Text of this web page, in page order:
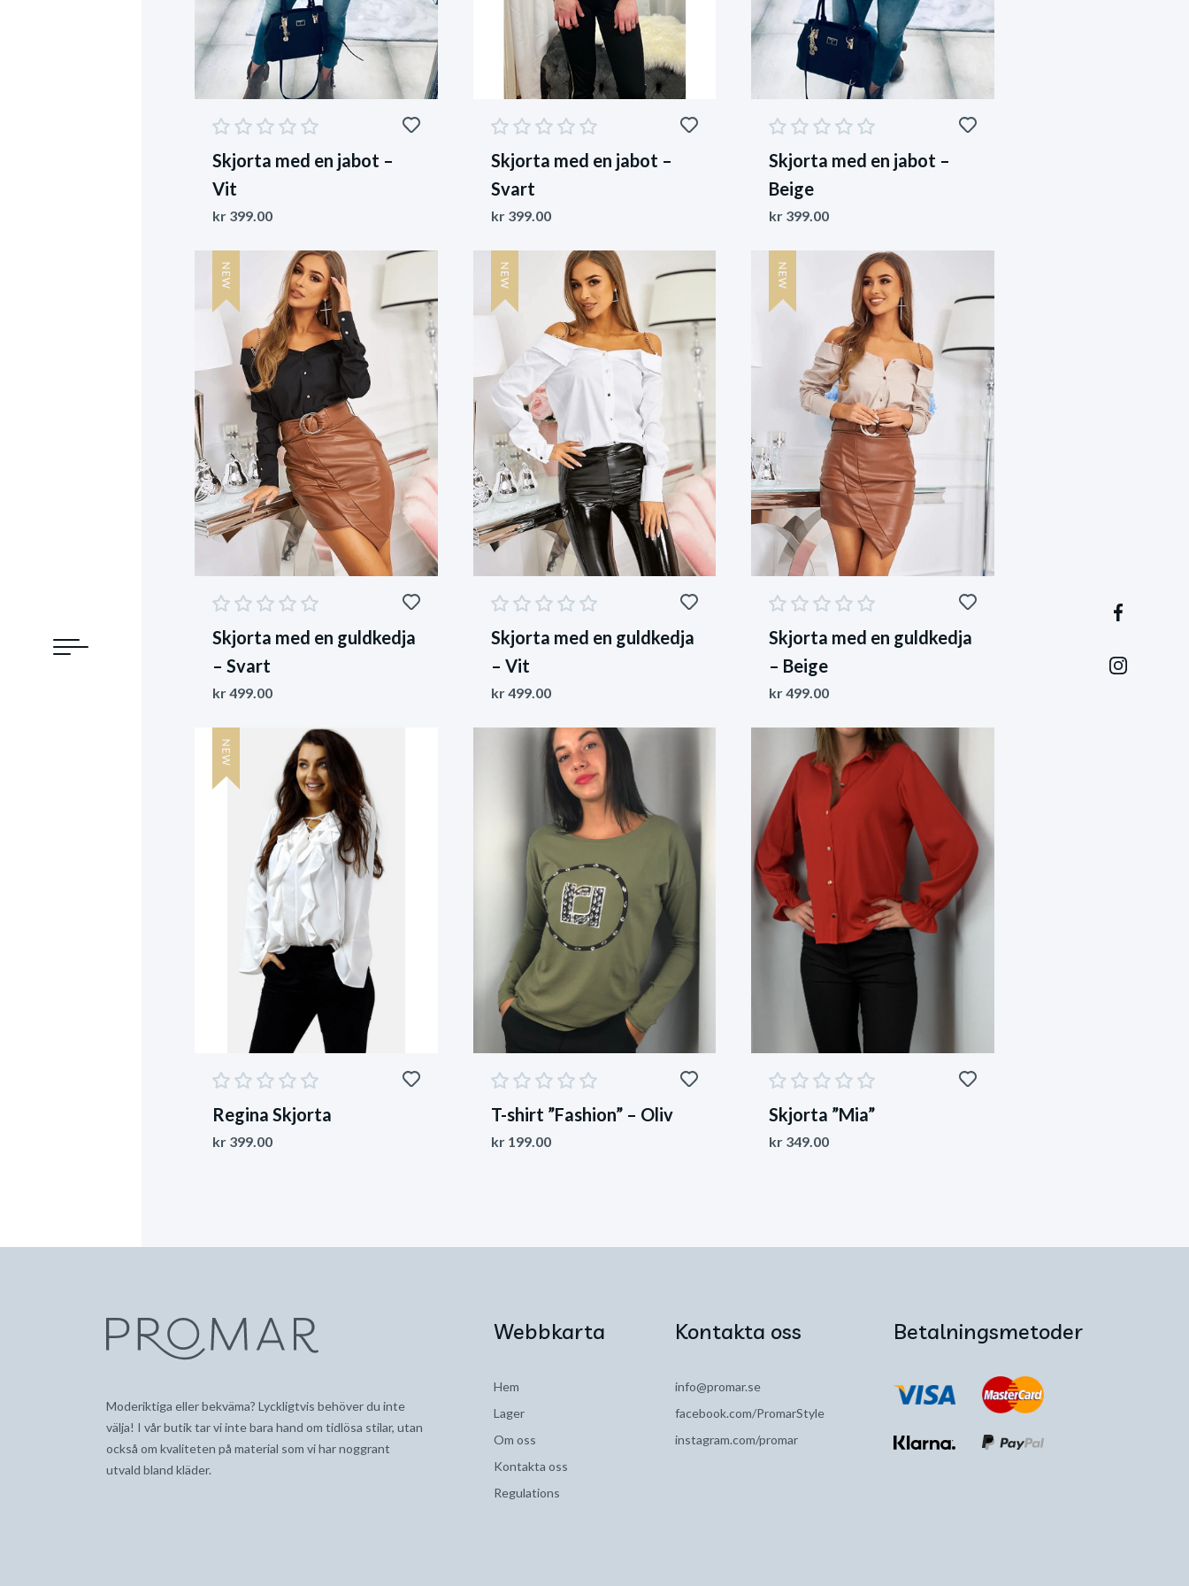
Skjorta med en jabot –
Vit
kr 399.00
Skjorta med en jabot –
Svart
kr399.00
Skjorta med en jabot –
Beige
kr 399.00
Skjorta med en guldkedja
– Svart
kr499.00
Skjorta med en guldkedja
– Vit
kr499.00
Skjorta med en guldkedja
– Beige
kr499.00
Regina Skjorta
kr 399.00
T-shirt ”Fashion” – Oliv
kr199.00
Skjorta ”Mia”
kr 349.00
Moderiktiga eller bekväma? Lyckligtvis behöver du inte
välja! I vår butik tar vi inte bara hand om tidlösa stilar, utan
också om kvaliteten på material som vi har noggrant
utvald bland kläder.
Webbkarta
Hem
Lager
Om oss
Kontakta oss
Regulations
Kontakta oss
info@promar.se
facebook.com/PromarStyle
instagram.com/promar
Betalningsmetoder